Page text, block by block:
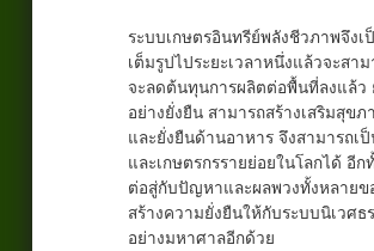
ระบบเกษตรอินทรีย์พลังชีวภาพจึง
เต็มรูปไประยะเวลาหนึ่งแล้วจะส
จะลดต้นทุนการผลิตต่อพื้นที่ลงแล้ว
อย่างยั่งยืน สามารถสร้างเสริมสุ
และยั่งยืนด้านอาหาร จึงสามารถ
และเกษตรกรรายย่อยในโลกได้ อี
ต่อสู่กับปัญหาและผลพวงทั้งหลายข
สร้างความยั่งยืนให้กับระบบนิเวศ
อย่างมหาศาลอีกด้วย